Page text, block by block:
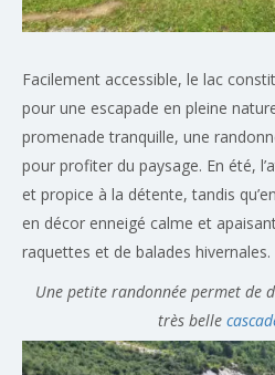
Facilement accessible, le lac
pour une escapade en pleine
promenade tranquille, une
pour profiter du paysage. En été,
et propice à la détente, tandis
en décor enneigé calme et
raquettes et de balades hivernales.
Une petite randonnée permet de
très belle